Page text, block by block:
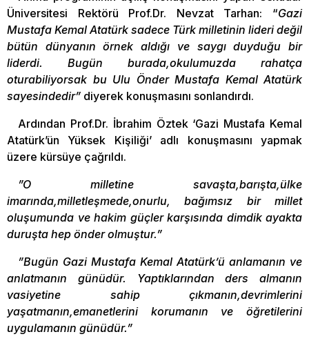
Üniversitesi Rektörü Prof.Dr. Nevzat Tarhan: “Gazi
Mustafa Kemal Atatürk sadece Türk milletinin lideri değil
bütün dünyanın örnek aldığı ve saygı duyduğu bir
liderdi. Bugün burada,okulumuzda rahatça
oturabiliyorsak bu Ulu Önder Mustafa Kemal Atatürk
sayesindedir” diyerek konuşmasını sonlandırdı.
Ardından Prof.Dr. İbrahim Öztek ‘Gazi Mustafa Kemal
Atatürk’ün Yüksek Kişiliği’ adlı konuşmasını yapmak
üzere kürsüye çağrıldı.
”O milletine savaşta,barışta,ülke
imarında,milletleşmede,onurlu, bağımsız bir millet
oluşumunda ve hakim güçler karşısında dimdik ayakta
duruşta hep önder olmuştur.”
”Bugün Gazi Mustafa Kemal Atatürk’ü anlamanın ve
anlatmanın günüdür. Yaptıklarından ders almanın
vasiyetine sahip çıkmanın,devrimlerini
yaşatmanın,emanetlerini korumanın ve öğretilerini
uygulamanın günüdür.”